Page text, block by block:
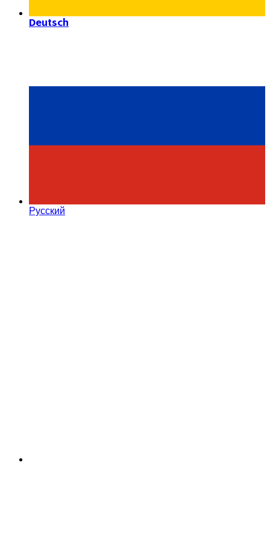
Deutsch
Русский